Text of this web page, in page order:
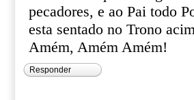
pecadores, e ao Pai todo
esta sentado no Trono
Amém, Amém Amém!
Responder